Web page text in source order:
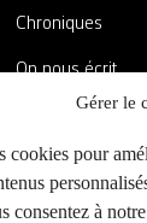
Gérer le
cookies pour
consentez à
Chroniques
On nous écrit
Nos invité·es
A côté de la